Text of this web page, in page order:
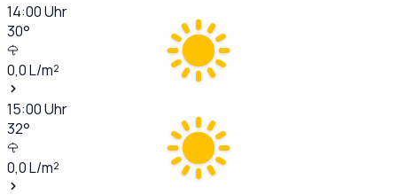
14:00Uhr
30°
0,0L/m²
15:00Uhr
32°
0,0L/m²